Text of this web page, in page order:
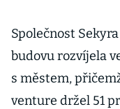
Společnost
budovu rozvíjela
s městem,
venture držel 51